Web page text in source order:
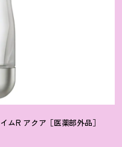
ムR アクア［医薬部外品］